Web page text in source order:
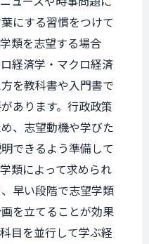
にする習慣をつけて
類を志望する場合
経済学・マクロ経済
を教科書や入門書で
あります。行政政策
、志望動機や学びた
できるよう準備して
類によって求められ
早い段階で志望学類
を立てることが効果
目を並行して学ぶ経